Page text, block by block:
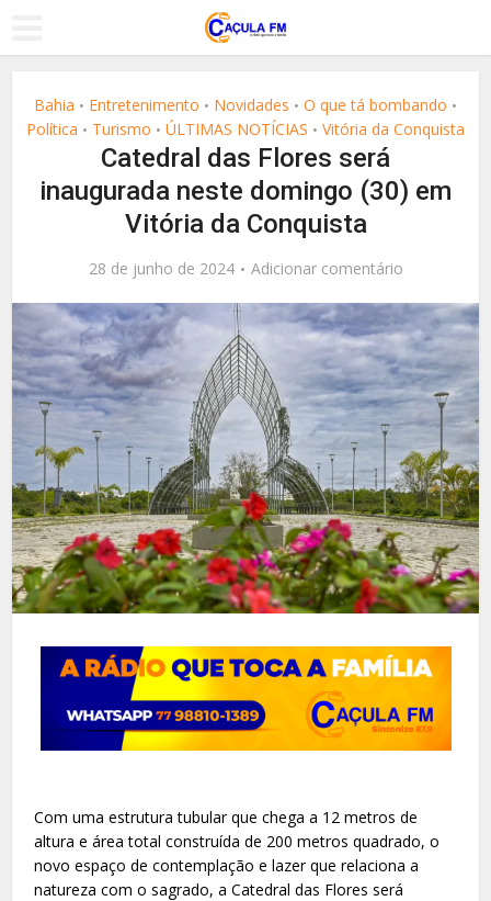
Bahia • Entretenimento • Novidades • O que tá bombando •
Política • Turismo • ÚLTIMAS NOTÍCIAS • Vitória da Conquista
Catedral das Flores será
inaugurada neste domingo (30) em
Vitória da Conquista
28 de junho de 2024 Adicionar comentário
Com uma estrutura tubular que chega a 12 metros de
altura e área total construída de 200 metros quadrado, o
novo espaço de contemplação e lazer que relaciona a
natureza com o sagrado, a Catedral das Flores será